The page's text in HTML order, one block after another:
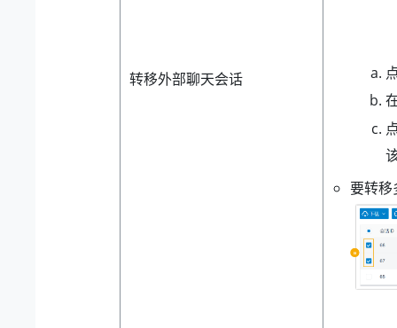
转移外部聊天会话
要转移